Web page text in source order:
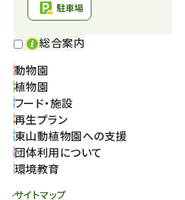
駐車場
総合案内
動物園
植物園
フード・施設
再生プラン
東山動植物園への支援
団体利用について
環境教育
サイトマップ